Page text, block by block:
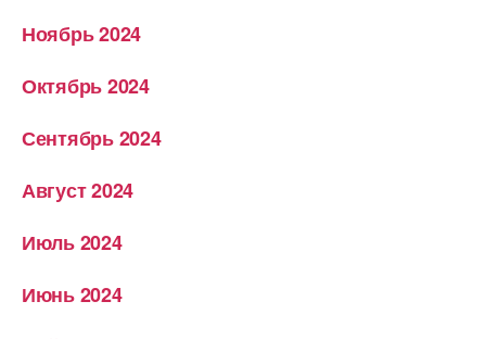
Ноябрь 2024
Октябрь 2024
Сентябрь 2024
Август 2024
Июль 2024
Июнь 2024